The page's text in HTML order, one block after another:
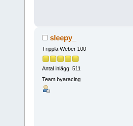
sleepy_
Trippla Weber 100
Antal inlägg: 511
Team byaracing